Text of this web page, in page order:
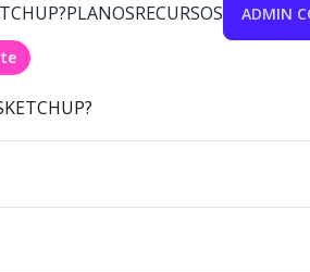
PLANOSRECURSOS ADMIN